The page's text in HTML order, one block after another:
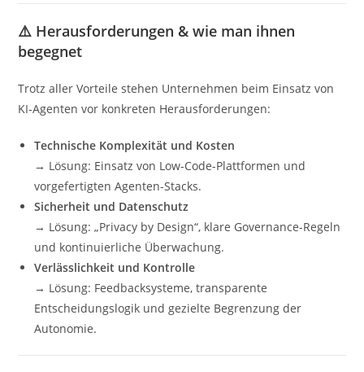
⚠️ Herausforderungen & wie man ihnen
begegnet
Trotz aller Vorteile stehen Unternehmen beim Einsatz von
KI-Agenten vor konkreten Herausforderungen:
Technische Komplexität und Kosten
→ Lösung: Einsatz von Low-Code-Plattformen und
vorgefertigten Agenten-Stacks.
Sicherheit und Datenschutz
→ Lösung: „Privacy by Design“, klare Governance-Regeln
und kontinuierliche Überwachung.
Verlässlichkeit und Kontrolle
→ Lösung: Feedbacksysteme, transparente
Entscheidungslogik und gezielte Begrenzung der
Autonomie.